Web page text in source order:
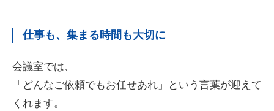
仕事も、集まる時間も大切に
会議室では、
「どんなご依頼でもお任せあれ」という言葉が迎えて
くれます。